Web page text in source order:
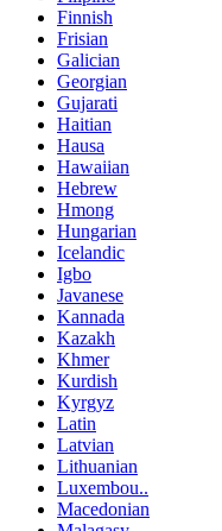
Finnish
Frisian
Galician
Georgian
Gujarati
Haitian
Hausa
Hawaiian
Hebrew
Hmong
Hungarian
Icelandic
Igbo
Javanese
Kannada
Kazakh
Khmer
Kurdish
Kyrgyz
Latin
Latvian
Lithuanian
Luxembou..
Macedonian